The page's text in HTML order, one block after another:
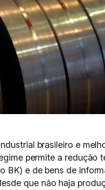
brasileiro e
permite a redução
BK) e de bens de
que não haja